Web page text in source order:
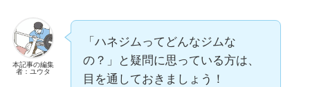
本記事の編集
者：ユウタ
「ハネジムってどんなジムな
の？」と疑問に思っている方は、
目を通しておきましょう！